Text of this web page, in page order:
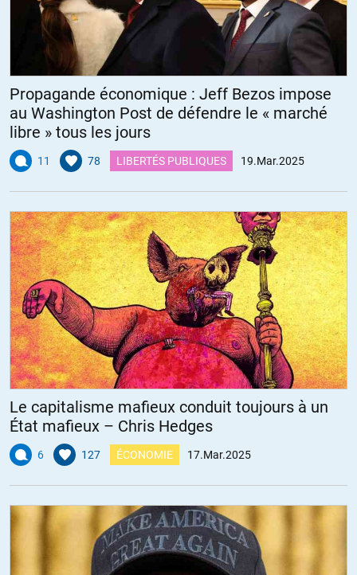
Propagande économique : Jeff Bezos impose
au Washington Post de défendre le « marché
libre » tous les jours
11 78 LIBERTÉS PUBLIQUES 19.Mar.2025
Le capitalisme mafieux conduit toujours à un
État mafieux – Chris Hedges
6 127 ÉCONOMIE 17.Mar.2025